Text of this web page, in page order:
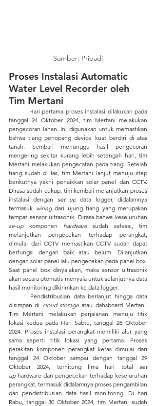
Sumber: Pribadi
Proses Instalasi Automatic
Water Level Recorder oleh
Tim Mertani
tanggal 24 Oktober 2024, tim Mertani melakukan
pengecoran lahan. Ini digunakan untuk memastikan
bahwa tiang penopang device kuat berdiri di atas
tanah. Sembari menunggu hasil pengecoran
mengering sekitar kurang lebih setengah hari, tim
Mertani melakukan pengecatan pada tiang. Setelah
tiang sudah di las, tim Mertani lanjut menuju step
berikutnya yakni penaikkan solar panel dan CCTV.
Dirasa sudah cukup, tim kembali melanjutkan proses
instalasi dengan set up data logger, didalamnya
termasuk wiring dari ujung tiang yang merupakan
se-up komponen hardware sudah selesai, tim
melanjutkan pengecekan terhadap perangkat,
dimulai dari CCTV memastikan CCTV sudah dapat
berfungsi dengan baik atau belum. Dilanjutkan
dengan solar panel lalu pengecekan pada panel box.
Saat panel box dinyalakan, maka sensor ultrasonik
akan secara otomatis menyala untuk selanjutnya data
hasil monitoring dikirimkan ke data logger.
disimpan di cloud storage atau dahsboard Mertani.
Tim Mertani melakukan perjalanan menuju titik
lokasi kedua pada Hari Sabtu, tanggal 26 Oktober
2024. Proses instalasi perangkat memiliki alur yang
sama seperti titik lokasi yang pertama. Proses
perakitan komponen perangkat keras dimulai dari
tanggal 24 Oktober sampai dengan tanggal 29
Oktober 2024, terhitung lima hari total set
up hardware dan pengecekan terhadap keseluruhan
perangkat, termasuk didalamnya proses pengambilan
dan pendistribusian data hasil monitoring. Di hari
Rabu, tanggal 30 Oktober 2024, tim Mertani sudah